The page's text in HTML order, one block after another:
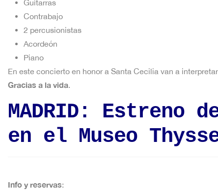
Guitarras
Contrabajo
2 percusionistas
Acordeón
Piano
En este concierto en honor a Santa Cecilia van a
Gracias a la vida.
MADRID: Estreno
en el Museo
Info y reservas: